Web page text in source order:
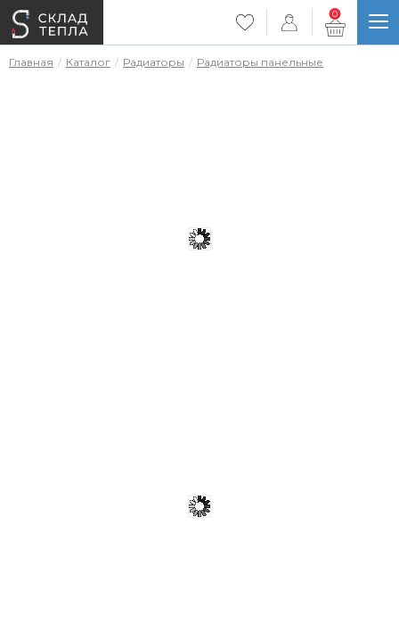
0
Главная Каталог Радиаторы Радиаторы панельные